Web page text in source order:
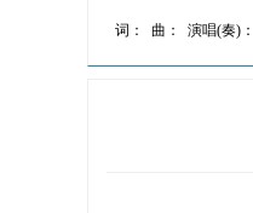
词： 曲： 演唱(奏)：